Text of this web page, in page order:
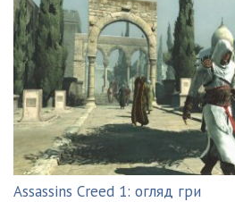
Assassins Creed 1: огляд гри